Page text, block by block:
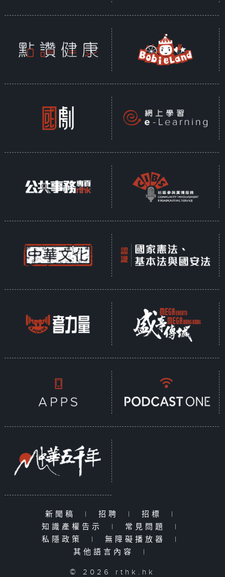
新聞稿 | 招聘 | 招標
|
知識產權告示
| 常見問題
|
私隱政策
| 無障礙播放器
|
其他語言內容
|
© 2026 rthk.hk